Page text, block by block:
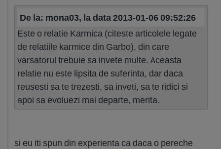
De la: mona03, la data 2013-01-06 09:52:26
Este o relatie Karmica (citeste articolele legate
de relatiile karmice din Garbo), din care
varsatorul trebuie sa invete multe. Aceasta
relatie nu este lipsita de suferinta, dar daca
reusesti sa te trezesti, sa inveti, sa te ridici si
apoi sa evoluezi mai departe, merita.
si eu iti spun din experienta ca daca o pereche